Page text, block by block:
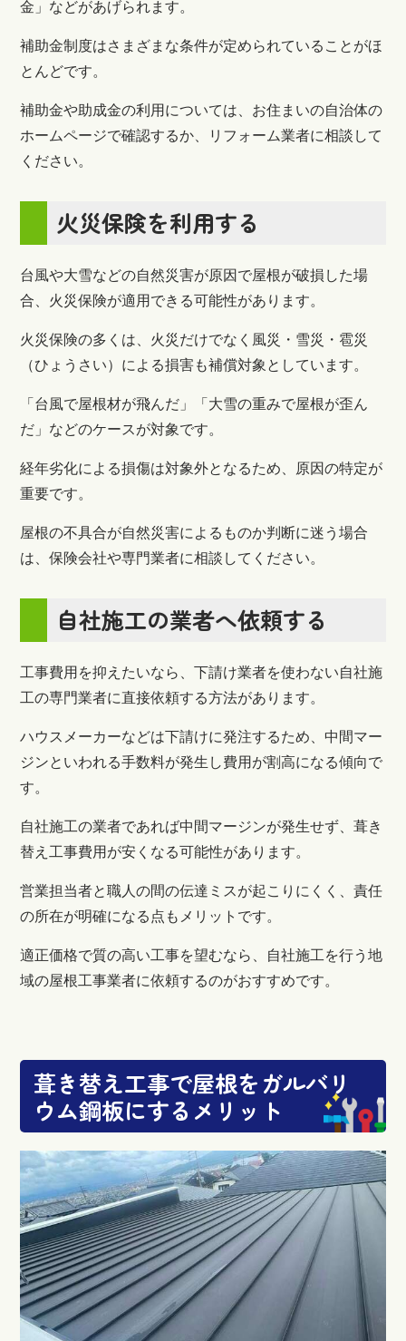
金」などがあげられます。
補助金制度はさまざまな条件が定められていることがほ
とんどです。
補助金や助成金の利用については、お住まいの自治体の
ホームページで確認するか、リフォーム業者に相談して
ください。
火災保険を利用する
台風や大雪などの自然災害が原因で屋根が破損した場
合、火災保険が適用できる可能性があります。
火災保険の多くは、火災だけでなく風災・雪災・雹災
（ひょうさい）による損害も補償対象としています。
「台風で屋根材が飛んだ」「大雪の重みで屋根が歪ん
だ」などのケースが対象です。
経年劣化による損傷は対象外となるため、原因の特定が
重要です。
屋根の不具合が自然災害によるものか判断に迷う場合
は、保険会社や専門業者に相談してください。
自社施工の業者へ依頼する
工事費用を抑えたいなら、下請け業者を使わない自社施
工の専門業者に直接依頼する方法があります。
ハウスメーカーなどは下請けに発注するため、中間マー
ジンといわれる手数料が発生し費用が割高になる傾向で
す。
自社施工の業者であれば中間マージンが発生せず、葺き
替え工事費用が安くなる可能性があります。
営業担当者と職人の間の伝達ミスが起こりにくく、責任
の所在が明確になる点もメリットです。
適正価格で質の高い工事を望むなら、自社施工を行う地
域の屋根工事業者に依頼するのがおすすめです。
葺き替え工事で屋根をガルバリ
ウム鋼板にするメリット